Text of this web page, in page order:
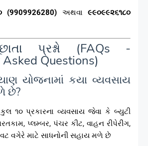
(9909926280) અથવા૯૯૦૯૯૨૬૧૮૦
પ્રશ્નો (FAQs -
Questions)
યોજનામાં કયા વ્યવસાય
છે?
૧૦ પ્રકારના વ્યવસાય જેવા કે બ્યુટી
પ્લમ્બર, પંચર કીટ, વાહન રીપેરીંગ,
વગેરે માટે સાધનોની સહાય મળે છે